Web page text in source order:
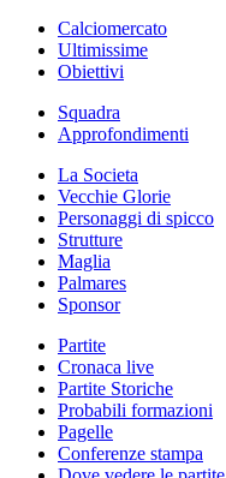
Calciomercato
Ultimissime
Obiettivi
Squadra
Approfondimenti
La Societa
Vecchie Glorie
Personaggi di spicco
Strutture
Maglia
Palmares
Sponsor
Partite
Cronaca live
Partite Storiche
Probabili formazioni
Pagelle
Conferenze stampa